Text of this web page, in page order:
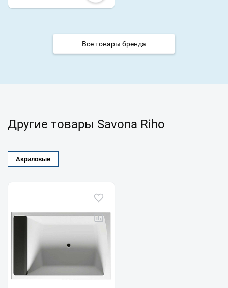
Все товары бренда
Другие товары Savona Riho
Акриловые